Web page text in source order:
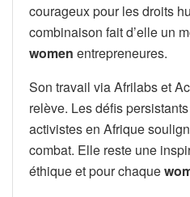
courageux pour les droits
combinaison fait d’elle un
women entrepreneures.
Son travail via Afrilabs et
relève. Les défis
activistes en Afrique
combat. Elle reste une
éthique et pour chaque